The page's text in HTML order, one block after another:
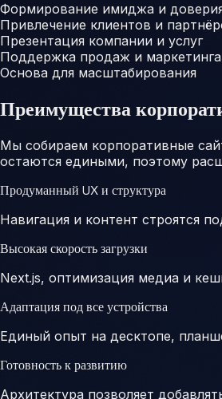
Формирование имиджа и
Привлечение клиентов и
Презентация компании и услуг
Поддержка продаж и маркетинга
Основа для масштабирования
Преимущества
Мы собираем корпоративные
остаются едиными, поэтому
Продуманный UX и структура
Навигация и контент строятся
Высокая скорость загрузки
Next.js, оптимизация медиа и
Адаптация под все устройства
Единый опыт на десктопе,
Готовность к развитию
Архитектура позволяет